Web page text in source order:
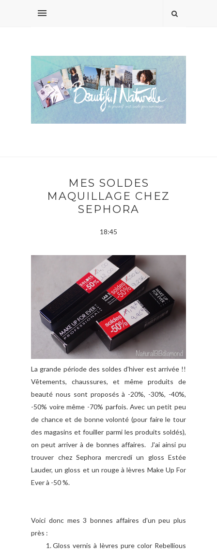
MES SOLDES
MAQUILLAGE CHEZ
SEPHORA
18:45
La grande période des soldes d'hiver est arrivée !!
Vêtements, chaussures, et même produits de
beauté nous sont proposés à -20%, -30%, -40%,
-50% voire même -70% parfois. Avec un petit peu
de chance et de bonne volonté (pour faire le tour
des magasins et fouiller parmi les produits soldés),
on peut arriver à de bonnes affaires. J'ai ainsi pu
trouver chez Sephora mercredi un gloss Estée
Lauder, un gloss et un rouge à lèvres Make Up For
Ever à -50 %.
Voici donc mes 3 bonnes affaires d'un peu plus
près :
Gloss vernis à lèvres pure color Rebellious